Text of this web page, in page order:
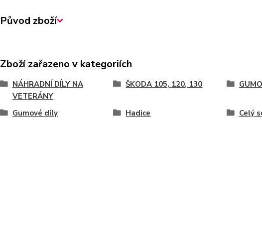
Původ zboží
Zboží zařazeno v kategoriích
NÁHRADNÍ DÍLY NA
VETERÁNY
ŠKODA 105, 120, 130
Gumové díly Hadice Celý